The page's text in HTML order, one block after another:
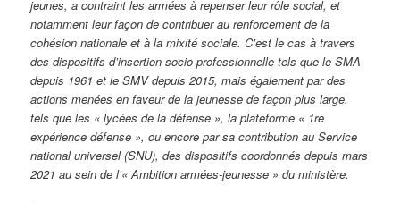
jeunes, a contraint les armées à repenser leur rôle social, et
notamment leur façon de contribuer au renforcement de la
cohésion nationale et à la mixité sociale. C’est le cas à travers
des dispositifs d’insertion socio-professionnelle tels que le SMA
depuis 1961 et le SMV depuis 2015, mais également par des
actions menées en faveur de la jeunesse de façon plus large,
tels que les « lycées de la défense », la plateforme « 1re
expérience défense », ou encore par sa contribution au Service
national universel (SNU), des dispositifs coordonnés depuis mars
2021 au sein de l’« Ambition armées-jeunesse » du ministère.